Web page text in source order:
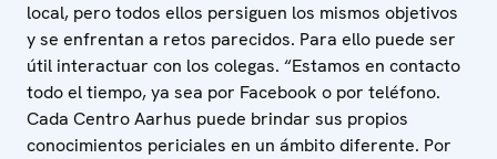
local, pero todos ellos persiguen los mismos objetivos
y se enfrentan a retos parecidos. Para ello puede ser
útil interactuar con los colegas. “Estamos en contacto
todo el tiempo, ya sea por Facebook o por teléfono.
Cada Centro Aarhus puede brindar sus propios
conocimientos periciales en un ámbito diferente. Por